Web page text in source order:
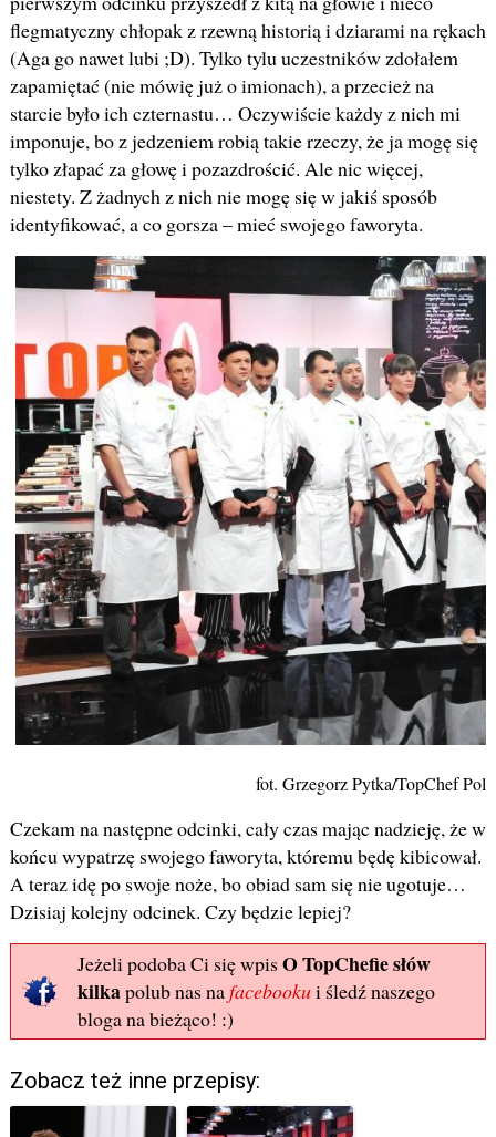
flegmatyczny chłopak z rzewną historią i dziarami na rękach
(Aga go nawet lubi ;D). Tylko tylu uczestników zdołałem
zapamiętać (nie mówię już o imionach), a przecież na
starcie było ich czternastu… Oczywiście każdy z nich mi
imponuje, bo z jedzeniem robią takie rzeczy, że ja mogę się
tylko złapać za głowę i pozazdrościć. Ale nic więcej,
niestety. Z żadnych z nich nie mogę się w jakiś sposób
identyfikować, a co gorsza – mieć swojego faworyta.
fot. Grzegorz Pytka/TopChef
Czekam na następne odcinki, cały czas mając nadzieję, że w
końcu wypatrzę swojego faworyta, któremu będę kibicował.
A teraz idę po swoje noże, bo obiad sam się nie ugotuje…
Dzisiaj kolejny odcinek. Czy będzie lepiej?
Jeżeli podoba Ci się wpisO TopChefie słów
kilkapolub nas nafacebookui śledź naszego
bloga na bieżąco! :)
Zobacz też inne przepisy: